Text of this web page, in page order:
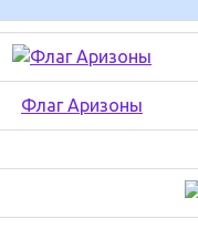
Флаг Аризоны